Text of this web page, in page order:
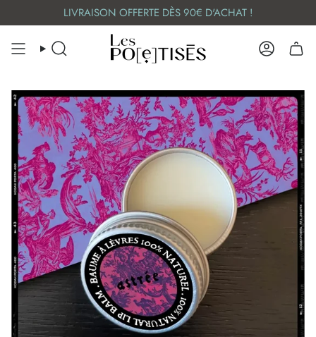
to
content
LIVRAISON OFFERTE DÈS 90€ D'ACHAT !
SEARCH